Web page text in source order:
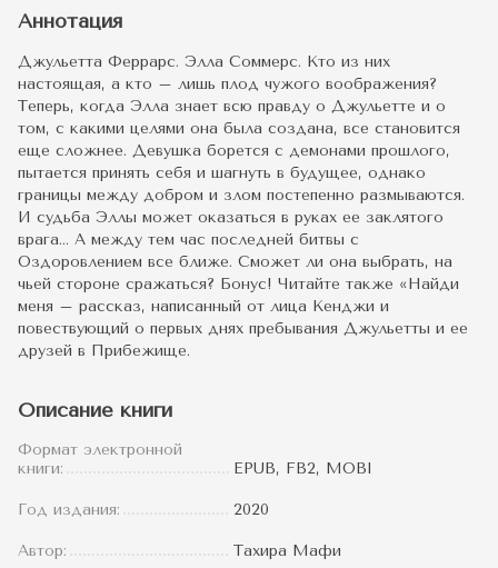
Аннотация
Джульетта Феррарс. Элла Соммерс. Кто из них
настоящая, а кто – лишь плод чужого воображения?
Теперь, когда Элла знает всю правду о Джульетте и о
том, с какими целями она была создана, все становится
еще сложнее. Девушка борется с демонами прошлого,
пытается принять себя и шагнуть в будущее, однако
границы между добром и злом постепенно размываются.
И судьба Эллы может оказаться в руках ее заклятого
врага… А между тем час последней битвы с
Оздоровлением все ближе. Сможет ли она выбрать, на
чьей стороне сражаться? Бонус! Читайте также «Найди
меня – рассказ, написанный от лица Кенджи и
повествующий о первых днях пребывания Джульетты и ее
друзей в Прибежище.
Описание книги
Формат электронной
книги:
EPUB, FB2, MOBI
Год издания: 2020
Автор: Тахира Мафи